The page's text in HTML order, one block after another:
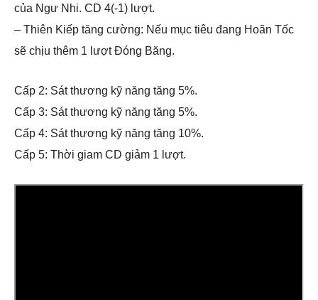
của Ngư Nhi. CD 4(-1) lượt.
– Thiên Kiếp tăng cường: Nếu mục tiêu đang Hoãn Tốc
sẽ chịu thêm 1 lượt Đóng Băng.
Cấp 2: Sát thương kỹ năng tăng 5%.
Cấp 3: Sát thương kỹ năng tăng 5%.
Cấp 4: Sát thương kỹ năng tăng 10%.
Cấp 5: Thời giam CD giảm 1 lượt.